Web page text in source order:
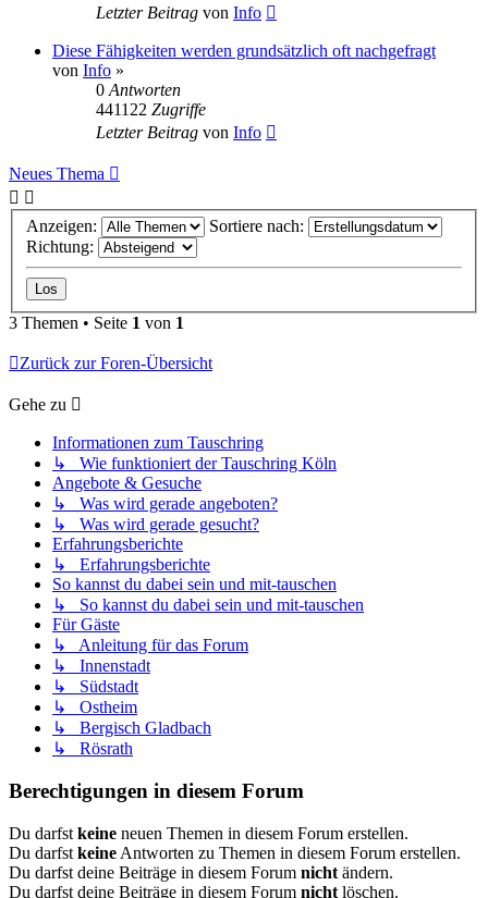
Letzter Beitrag von Info
Diese Fähigkeiten werden grundsätzlich oft nachgefragt
von Info »
0 Antworten
441122 Zugriffe
Letzter Beitrag von Info
Neues Thema
Anzeigen:
Sortiere nach:
Richtung:
3 Themen • Seite 1 von 1
Zurück zur Foren-Übersicht
Gehe zu
Informationen zum Tauschring
↳ Wie funktioniert der Tauschring Köln
Angebote & Gesuche
↳ Was wird gerade angeboten?
↳ Was wird gerade gesucht?
Erfahrungsberichte
↳ Erfahrungsberichte
So kannst du dabei sein und mit-tauschen
↳ So kannst du dabei sein und mit-tauschen
Für Gäste
↳ Anleitung für das Forum
↳ Innenstadt
↳ Südstadt
↳ Ostheim
↳ Bergisch Gladbach
↳ Rösrath
Berechtigungen in diesem Forum
Du darfst keine neuen Themen in diesem Forum erstellen.
Du darfst keine Antworten zu Themen in diesem Forum erstellen.
Du darfst deine Beiträge in diesem Forum nicht ändern.
Du darfst deine Beiträge in diesem Forum nicht löschen.